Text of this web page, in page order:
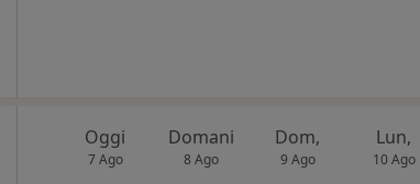
Oggi
7 Ago
Domani
8 Ago
Dom,
9 Ago
Lun,
10 Ago